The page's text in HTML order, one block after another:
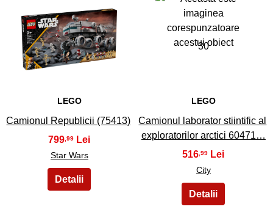
29
LEGO
Camionul Republicii (75413)
799 ,99
Star Wars
30
LEGO
Camionul laborator stiintific al
exploratorilor arctici 60471…
516 ,99
City